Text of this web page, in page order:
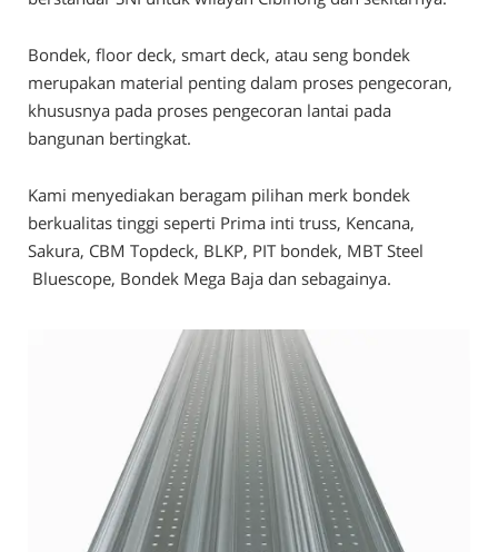
Bondek, floor deck, smart deck, atau seng bondek
merupakan material penting dalam proses pengecoran,
khususnya pada proses pengecoran lantai pada
bangunan bertingkat.
Kami menyediakan beragam pilihan merk bondek
berkualitas tinggi seperti Prima inti truss, Kencana,
Sakura, CBM Topdeck, BLKP, PIT bondek, MBT Steel
Bluescope, Bondek Mega Baja dan sebagainya.